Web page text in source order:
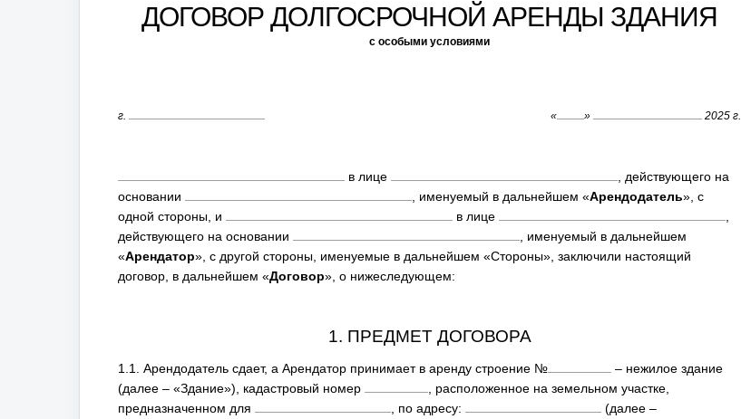
ДОГОВОР ДОЛГОСРОЧНОЙ АРЕНДЫ ЗДАНИЯ
с особыми условиями
г. « » 2025 г.
в лице
, действующего на
основании
, именуемый в дальнейшем «Арендодатель», с
одной стороны, и
в лице
действующего на основании
, именуемый в дальнейшем
«Арендатор», с другой стороны, именуемые в дальнейшем «Стороны», заключили настоящий
договор, в дальнейшем «Договор», о нижеследующем:
1. ПРЕДМЕТ ДОГОВОРА
1.1. Арендодатель сдает, а Арендатор принимает в аренду строение №
– нежилое здание
(далее – «Здание»), кадастровый номер
, расположенное на земельном участке,
предназначенном для
, по адресу:
(далее –